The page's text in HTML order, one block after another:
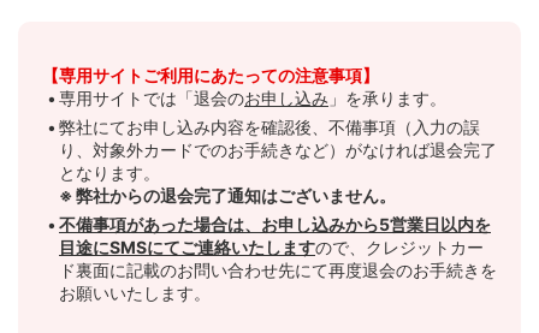
【専用サイトご利用にあたっての注意事項】
専用サイトでは「退会のお申し込み 」を承ります。
弊社にてお申し込み内容を確認後、不備事項（入力の誤
り、対象外カードでのお手続きなど）がなければ退会完了
となります。
弊社からの退会完了通知はございません。
不備事項があった場合は、お申し込みから5営業日以内を
目途にSMSにてご連絡いたしますので、クレジットカー
ド裏面に記載のお問い合わせ先にて再度退会のお手続きを
お願いいたします。